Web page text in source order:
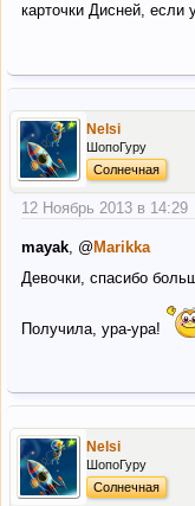
карточки Дисней, если
Nelsi
ШопоГуру
Солнечная
12 Ноябрь 2013 в 14:29
mayak , @Marikka
Девочки, спасибо
Получила, ура-ура!
Nelsi
ШопоГуру
Солнечная